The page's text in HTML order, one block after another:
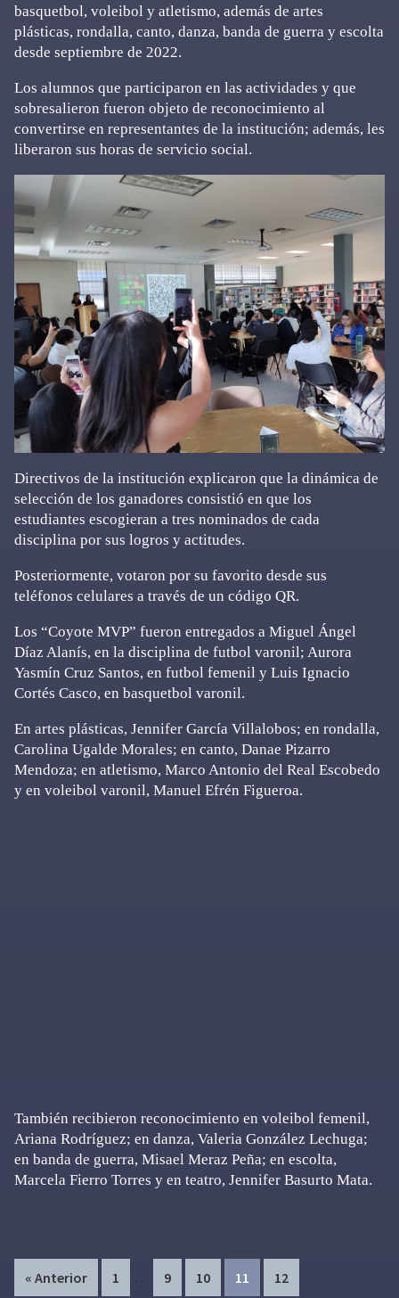
basquetbol, voleibol y atletismo, además de artes
plásticas, rondalla, canto, danza, banda de guerra y escolta
desde septiembre de 2022.
Los alumnos que participaron en las actividades y que
sobresalieron fueron objeto de reconocimiento al
convertirse en representantes de la institución; además, les
liberaron sus horas de servicio social.
Directivos de la institución explicaron que la dinámica de
selección de los ganadores consistió en que los
estudiantes escogieran a tres nominados de cada
disciplina por sus logros y actitudes.
Posteriormente, votaron por su favorito desde sus
teléfonos celulares a través de un código QR.
Los “Coyote MVP” fueron entregados a Miguel Ángel
Díaz Alanís, en la disciplina de futbol varonil; Aurora
Yasmín Cruz Santos, en futbol femenil y Luis Ignacio
Cortés Casco, en basquetbol varonil.
En artes plásticas, Jennifer García Villalobos; en rondalla,
Carolina Ugalde Morales; en canto, Danae Pizarro
Mendoza; en atletismo, Marco Antonio del Real Escobedo
y en voleibol varonil, Manuel Efrén Figueroa.
También recibieron reconocimiento en voleibol femenil,
Ariana Rodríguez; en danza, Valeria González Lechuga;
en banda de guerra, Misael Meraz Peña; en escolta,
Marcela Fierro Torres y en teatro, Jennifer Basurto Mata.
« Anterior Page
1
Interim
… Page
9 Page
10 Page
11 Page
12